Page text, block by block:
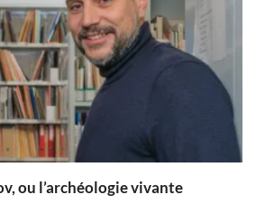
ou l’archéologie vivante